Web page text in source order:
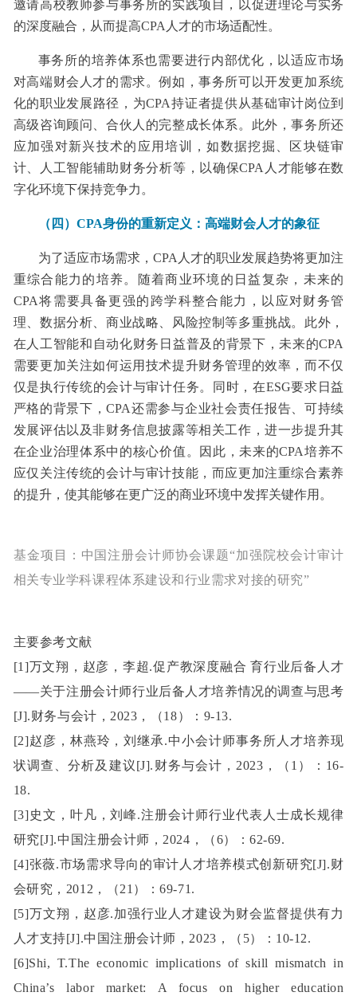
邀请高校教师参与事务所的实践项目，以促进理论与实务
的深度融合，从而提高CPA人才的市场适配性。
事务所的培养体系也需要进行内部优化，以适应市场
对高端财会人才的需求。例如，事务所可以开发更加系统
化的职业发展路径，为CPA持证者提供从基础审计岗位到
高级咨询顾问、合伙人的完整成长体系。此外，事务所还
应加强对新兴技术的应用培训，如数据挖掘、区块链审
计、人工智能辅助财务分析等，以确保CPA人才能够在数
字化环境下保持竞争力。
（四）CPA身份的重新定义：高端财会人才的象征
为了适应市场需求，CPA人才的职业发展趋势将更加注
重综合能力的培养。随着商业环境的日益复杂，未来的
CPA将需要具备更强的跨学科整合能力，以应对财务管
理、数据分析、商业战略、风险控制等多重挑战。此外，
在人工智能和自动化财务日益普及的背景下，未来的CPA
需要更加关注如何运用技术提升财务管理的效率，而不仅
仅是执行传统的会计与审计任务。同时，在ESG要求日益
严格的背景下，CPA还需参与企业社会责任报告、可持续
发展评估以及非财务信息披露等相关工作，进一步提升其
在企业治理体系中的核心价值。因此，未来的CPA培养不
应仅关注传统的会计与审计技能，而应更加注重综合素养
的提升，使其能够在更广泛的商业环境中发挥关键作用。
基金项目：中国注册会计师协会课题“加强院校会计审计
相关专业学科课程体系建设和行业需求对接的研究”
主要参考文献
[1]万文翔，赵彦，李超.促产教深度融合 育行业后备人才
——关于注册会计师行业后备人才培养情况的调查与思考
[J].财务与会计，2023，（18）：9-13.
[2]赵彦，林燕玲，刘继承.中小会计师事务所人才培养现
状调查、分析及建议[J].财务与会计，2023，（1）：16-
18.
[3]史文，叶凡，刘峰.注册会计师行业代表人士成长规律
研究[J].中国注册会计师，2024，（6）：62-69.
[4]张薇.市场需求导向的审计人才培养模式创新研究[J].财
会研究，2012，（21）：69-71.
[5]万文翔，赵彦.加强行业人才建设为财会监督提供有力
人才支持[J].中国注册会计师，2023，（5）：10-12.
[6]Shi, T.The economic implications of skill mismatch in
China’s labor market: A focus on higher education